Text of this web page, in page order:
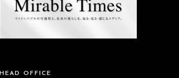
HEAD OFFICE